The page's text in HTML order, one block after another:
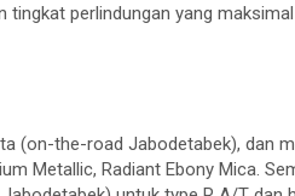
perlindungan yang
(on-the-road Jabodetabek), dan
Metallic, Radiant Ebony Mica.